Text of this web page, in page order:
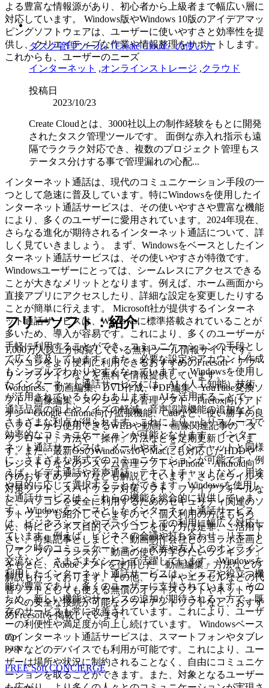
よる豊富な情報源があり、初心者から上級者まで幅広い層に
対応しています。 Windows版やWindows 10版のアイデアマッ
ピングソフトウェアは、ユーザーに使いやすさと効率性を提
供し、クリエイティブな作業や情報整理をサポートします。
これからも、ユーザーのニーズ
インターネット通話は、現代のコミュニケーション手段の一
つとして急速に普及しています。特にWindowsを使用したイ
ンターネット通話サービスは、その使いやすさや豊富な機能
により、多くのユーザーに愛用されています。2024年現在、
さらなる進化が期待されるインターネット通話について、詳
しく見ていきましょう。 まず、Windowsをベースとしたイン
ターネット通話サービスは、その使いやすさが特徴です。
Windowsユーザーにとっては、シームレスにアクセスできる
ことが大きなメリットとなります。例えば、ホーム画面から
直接アプリにアクセスしたり、詳細な設定を変更したりする
ことが簡単に行えます。 Microsoft社が提供するインターネ
ット通話サービスは、Windowsに標準搭載されていることが
多いため、導入が容易です。これにより、多くのユーザーが
手軽に利用することができ、コミュニケーションの手段とし
て広く普及しています。また、必要な設定やアカウント作成
もシンプルでわかりやすくなっています。 Windowsを使用し
たインターネット通話サービスには、AI（人工知能）技術
が活用されているものもあります。AIを活用することで、
通話品質の向上やノイズの軽減、音声認識機能の追加など、
さまざまな利点が得られます。これにより、よりスムーズで
効率的なコミュニケーションが可能となります。 インター
ネット通話サービスは、メールやオンラインチャットと同様
に、さまざまな形式でのコミュニケーションが可能です。例
えば、ビデオ通話や音声通話、テキストチャットなど、用途
や目的に応じて選択することができます。Windowsを使用し
た通話サービスは、これらの機能を総合的に提供していま
す。 Windowsをベースとしたインターネット通話サービス
は、ビジネスシーンやプライベートでの利用に幅広く対応し
ています。例えば、ビジネスの会議や打ち合わせ、リモート
ワーク時のコミュニケーション、家族や友人とのオンライン
交流など、さまざまなシーンで活躍しています。 Windowsを
利用したインターネット通話サービスは、シェアや役立つ機
能が豊富であり、多くのユーザーに支持されています。その
ため、新しい機能やサービスの追加が期待される一方で、既
存のサービスも常に改善されています。これにより、ユーザ
ーの利便性や満足度が向上し続けています。 Windowsベース
のインターネット通話サービスは、スマートフォンやタブレ
ットなどのデバイスでも利用が可能です。これにより、ユー
ザーは場所や状況に制約されることなく、自由にコミュニケ
ーションを取ることができます。また、対象となるユーザー
タスク管理ツール『Create Cloud』の使い方
インターネット ,オンラインストレージ ,クラウド
投稿日
2023/10/23
Create Cloudとは、3000社以上の制作経験をもとに開発
されたタスク管理ツールです。 面倒な赤入れ指示も遠
隔でラクラク対応でき、複数のプロジェクト管理もス
テータス分けする事で管理漏れの心配...
フリーソフト：紹介
1,000万人以上が閲覧している無料ツール情報サイトです。
パソコンをより便利に利用できるおすすめのFreesoft・アプ
リ・プラグインなどを無料で情報提供しています。
Wordpress、動画編集、DVD作成、PDF編集、YouTube変換ソ
フト、画像編集、スケジュール管理ソフト、Firefox向けアド
オン・Google Chrome向け拡張機能、Cadなど、使い勝手の良
いフリーから使用できるWEBや動画・画像関連記事の「ダ
ウンロード」方法や「操作」方法などを定期更新していま
す。また、最新OSのWindows10やMacにも対応したHDDや
レジストリなどのシステム管理ソフトやiPhone・Android向
けのおすすめアプリなども解説しています。さらにウイルス
対策ソフト、スパイウェア対策ソフト、ファイアフォールな
ど、パソコンを安全に利用するためのセキュリティ関連のソ
フトウェアも紹介していますので、個人利用の方はもちろ
ん、特にビジネス目的でパソコンを使う方は是非、ご活用下
さい。特集記事としまして、動画制作会社とのコラボ企画と
して、フリーランスが「動画の使い方学びたいランキング」
をもとに、Adobeソフトを使用した「動画編集」方法などの
解説も行っております。その他、ワードやエクセルなどの代
替ソフトとしても使える無償のオフィスソフトやネットワー
クへの安全な接続が可能なクライアントソフトなど、おすす
めFreesoftを掲載しています。
top
page
FREE Soft CONCIERGE